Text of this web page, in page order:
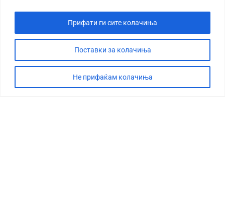
Поставки за колачиња
Не прифаќам колачиња
Прифати ги сите колачиња